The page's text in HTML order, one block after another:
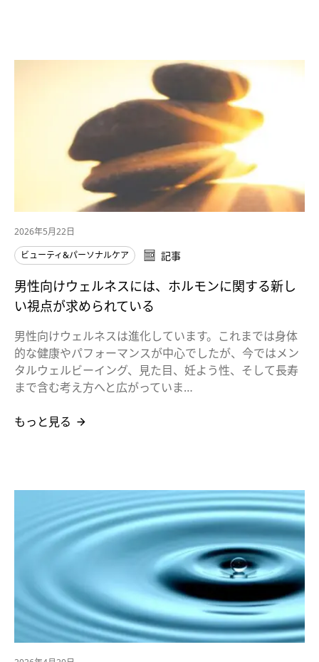
2026年5月22日
ビューティ&パーソナルケア
記事
男性向けウェルネスには、ホルモンに関する新し
い視点が求められている
男性向けウェルネスは進化しています。これまでは身体
的な健康やパフォーマンスが中心でしたが、今ではメン
タルウェルビーイング、見た目、妊よう性、そして長寿
まで含む考え方へと広がっていま…
もっと見る